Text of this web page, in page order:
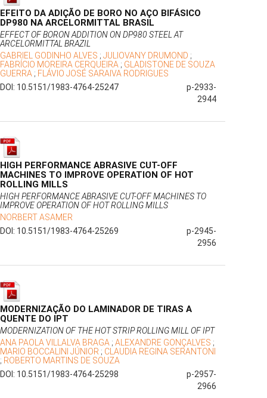
EFEITO DA ADIÇÃO DE BORO NO AÇO BIFÁSICO
DP980 NA ARCELORMITTAL BRASIL
EFFECT OF BORON ADDITION ON DP980 STEEL AT
ARCELORMITTAL BRAZIL
GABRIEL GODINHO ALVES ; JULIOVANY DRUMOND ;
FABRÍCIO MOREIRA CERQUEIRA ; GLADISTONE DE SOUZA
GUERRA ; FLÁVIO JOSÉ SARAIVA RODRIGUES
DOI: 10.5151/1983-4764-25247
p-2933-
2944
HIGH PERFORMANCE ABRASIVE CUT-OFF
MACHINES TO IMPROVE OPERATION OF HOT
ROLLING MILLS
HIGH PERFORMANCE ABRASIVE CUT-OFF MACHINES TO
IMPROVE OPERATION OF HOT ROLLING MILLS
NORBERT ASAMER
DOI: 10.5151/1983-4764-25269
p-2945-
2956
MODERNIZAÇÃO DO LAMINADOR DE TIRAS A
QUENTE DO IPT
MODERNIZATION OF THE HOT STRIP ROLLING MILL OF IPT
ANA PAOLA VILLALVA BRAGA ; ALEXANDRE GONÇALVES ;
MARIO BOCCALINI JÚNIOR ; CLAUDIA REGINA SERANTONI
; ROBERTO MARTINS DE SOUZA
DOI: 10.5151/1983-4764-25298
p-2957-
2966